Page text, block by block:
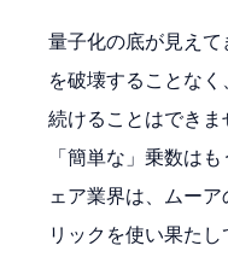
量子化の底が見え
を破壊することな
続けることはできま
「簡単な」乗数は
ェア業界は、ムー
リックを使い果たし